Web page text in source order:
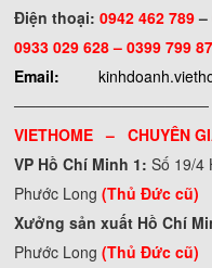
Điện thoại:0942 462 789–
0933 029 628 – 0399 799
Email:
──────────────────
VIETHOME – CHUYÊN
VP Hồ Chí Minh 1: Số 19/4
Phước Long(Thủ Đức cũ)
Xưởng sản xuất Hồ Chí
Phước Long(Thủ Đức cũ)